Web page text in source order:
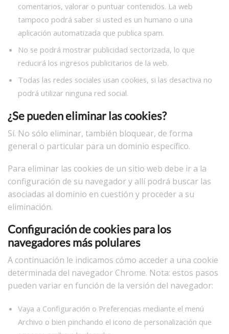
comentarios, valorar o puntuar contenidos. La web
tampoco podrá saber si usted es un humano o una
aplicación automatizada que publica spam.
No se podrá mostrar publicidad sectorizada, lo que
reducirá los ingresos publicitarios de la web.
Todas las redes sociales usan cookies, si las desactiva no
podrá utilizar ninguna red social.
¿Se pueden eliminar las cookies?
Sí. No sólo eliminar, también bloquear, de forma
general o particular para un dominio específico.
Para eliminar las cookies de un sitio web debe ir a la
configuración de su navegador y allí podrá buscar las
asociadas al dominio en cuestión y proceder a su
eliminación.
Configuración de cookies para los
navegadores más polulares
A continuación le indicamos cómo acceder a una cookie
determinada del navegador Chrome. Nota: estos pasos
pueden variar en función de la versión del navegador:
Vaya a Configuración o Preferencias mediante el menú
Archivo o bien pinchando el icono de personalización que